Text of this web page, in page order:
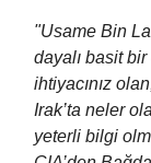
"Usame Bin
dayalı basit bir
ihtiyacınız
Irak’ta neler
yeterli bilgi